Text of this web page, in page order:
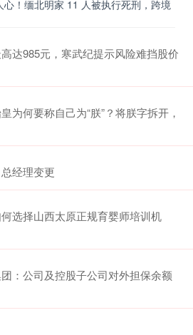
！缅北明家 11 人被执行死刑，跨境
达985元，寒武纪提示风险难挡股价
为何要称自己为“朕”？将朕字拆开，
经理变更
选择山西太原正规育婴师培训机
：公司及控股子公司对外担保余额